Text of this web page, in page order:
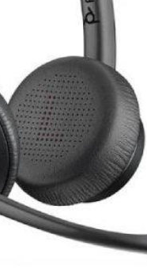
Büroausstattung
Abverkauf
Bürodrehsessel